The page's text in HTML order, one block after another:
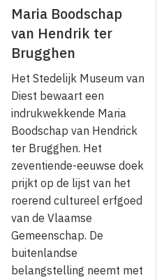
Maria Boodschap
van Hendrik ter
Brugghen
Het Stedelijk Museum van
Diest bewaart een
indrukwekkende Maria
Boodschap van Hendrick
ter Brugghen. Het
zeventiende-eeuwse doek
prijkt op de lijst van het
roerend cultureel erfgoed
van de Vlaamse
Gemeenschap. De
buitenlandse
belangstelling neemt met